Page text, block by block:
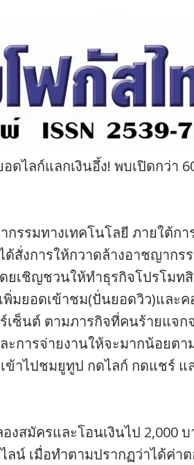
ดไลก์แลกเงินอึ้ง! พบเปิดกว่า
รมทางเทคโนโลยี ภายใต้กา
งการให้กวาดล้างอาชญากร
ดยเชิญชวนให้ทำธุรกิจโปรโม
มยอดเข้าชม(ปั่นยอดวิว)และ
ซ็นต์ ตามภารกิจที่คนร้ายแจก
ะการจ่ายงานให้จะมากน้อยตา
าไปชมยูทูป กดไลก์ กดแชร์ แ
งสมัครและโอนเงินไป 2,000
น์ เมื่อทำตามปรากฏว่าได้ค่า